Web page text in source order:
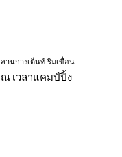
ลานกางเต็นท์ ริมเขื่อน
ณ เวลาแคมป์ปิ้ง